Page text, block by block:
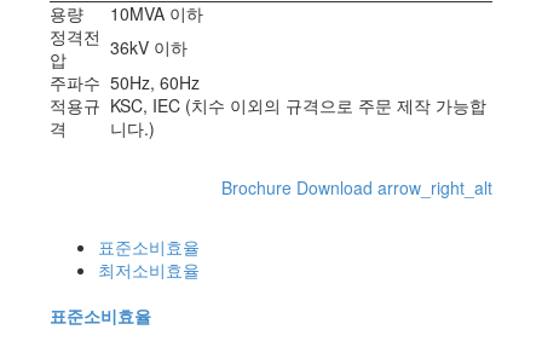
용량
10MVA 이하
정격전
압
36kV 이하
주파수 50Hz, 60Hz
적용규
격
KSC, IEC (치수 이외의 규격으로 주문 제작 가능합
니다.)
Brochure Download arrow_right_alt
표준소비효율
최저소비효율
표준소비효율